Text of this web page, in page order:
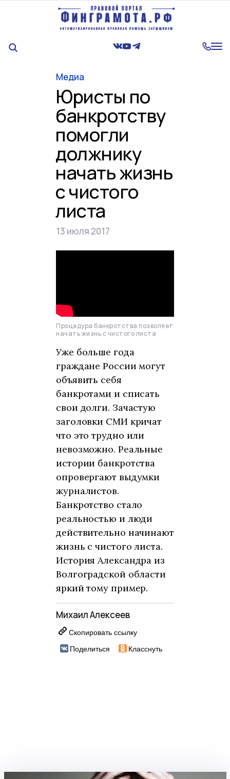
Медиа
Юристы по
банкротству
помогли
должнику
начать жизнь
с чистого
листа
13 июля 2017
Процедура банкротства позволяет
начать жизнь с чистого листа
Уже больше года
граждане России могут
объявить себя
банкротами и списать
свои долги. Зачастую
заголовки СМИ кричат
что это трудно или
невозможно. Реальные
истории банкротства
опровергают выдумки
журналистов.
Банкротство стало
реальностью и люди
действительно начинают
жизнь с чистого листа.
История Александра из
Волгоградской области
яркий тому пример.
Михаил Алексеев
Скопировать ссылку
Поделиться
Класснуть